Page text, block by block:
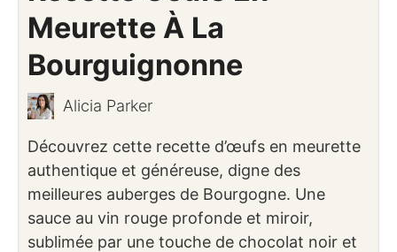
Meurette À La
Bourguignonne
Alicia Parker
Découvrez cette recette d’œufs en meurette
authentique et généreuse, digne des
meilleures auberges de Bourgogne. Une
sauce au vin rouge profonde et miroir,
sublimée par une touche de chocolat noir et